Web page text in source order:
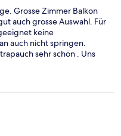
Grosse Zimmer Balkon
auch grosse Auswahl. Für
keine
auch nicht springen.
sehr schön . Uns
14). Wir würden es